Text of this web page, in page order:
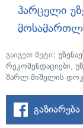
ჰარცელი
გაიგეთ მეტი:
რეკომენდაციები,
შარლ მიშელის
გაზიარება